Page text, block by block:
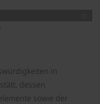
in
dessen
sowie der